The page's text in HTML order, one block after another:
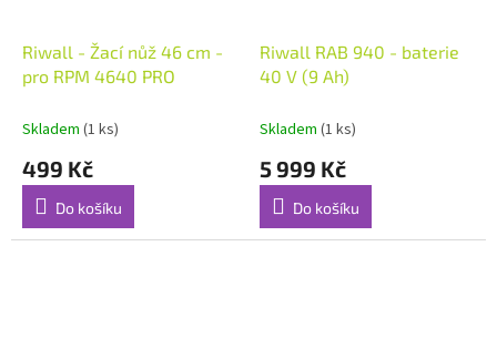
Riwall - Žací nůž 46 cm -
pro RPM 4640 PRO
Skladem (1 ks)
499 Kč
Do košíku
Riwall RAB 940 - baterie
40 V (9 Ah)
Skladem (1 ks)
5 999 Kč
Do košíku